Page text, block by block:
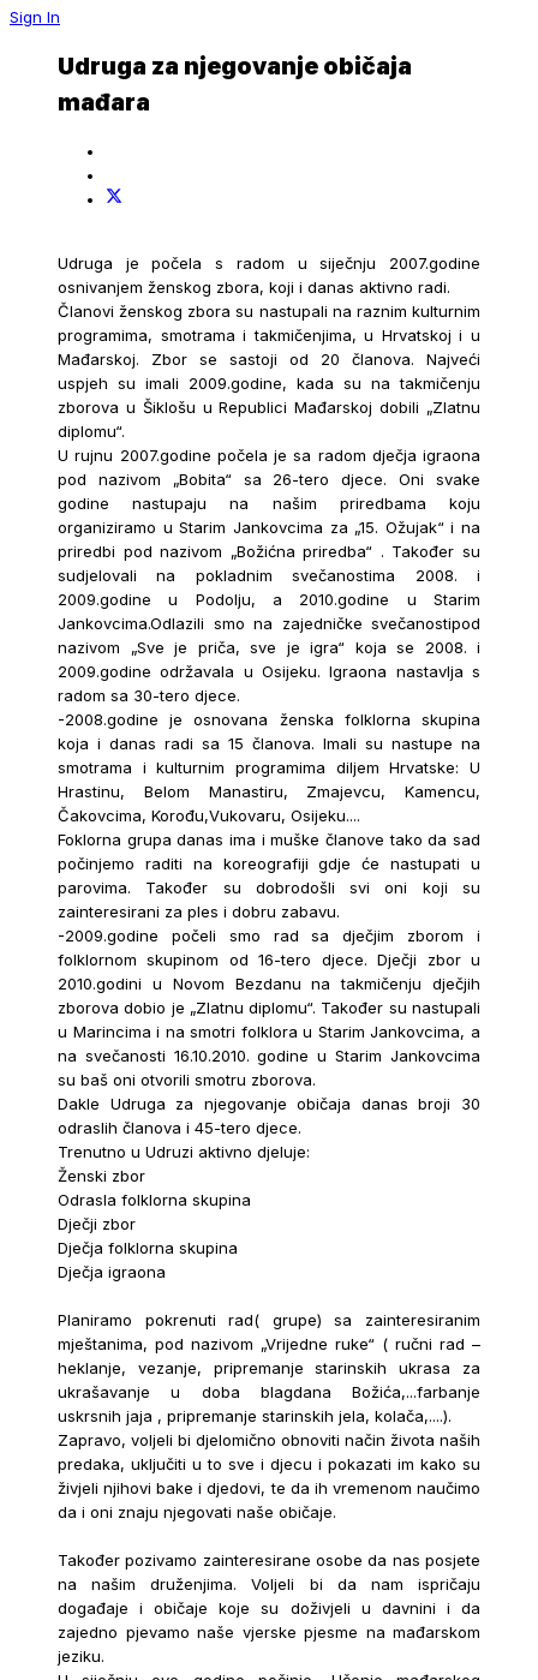
Sign In
Udruga za njegovanje običaja
mađara
Udruga je počela s radom u siječnju 2007.godine
osnivanjem ženskog zbora, koji i danas aktivno radi.
Članovi ženskog zbora su nastupali na raznim kulturnim
programima, smotrama i takmičenjima, u Hrvatskoj i u
Mađarskoj. Zbor se sastoji od 20 članova. Najveći
uspjeh su imali 2009.godine, kada su na takmičenju
zborova u Šiklošu u Republici Mađarskoj dobili „Zlatnu
diplomu“.
U rujnu 2007.godine počela je sa radom dječja igraona
pod nazivom „Bobita“ sa 26-tero djece. Oni svake
godine nastupaju na našim priredbama koju
organiziramo u Starim Jankovcima za „15. Ožujak“ i na
priredbi pod nazivom „Božićna priredba“ . Također su
sudjelovali na pokladnim svečanostima 2008. i
2009.godine u Podolju, a 2010.godine u Starim
Jankovcima.Odlazili smo na zajedničke svečanostipod
nazivom „Sve je priča, sve je igra“ koja se 2008. i
2009.godine održavala u Osijeku. Igraona nastavlja s
radom sa 30-tero djece.
-2008.godine je osnovana ženska folklorna skupina
koja i danas radi sa 15 članova. Imali su nastupe na
smotrama i kulturnim programima diljem Hrvatske: U
Hrastinu, Belom Manastiru, Zmajevcu, Kamencu,
Čakovcima, Korođu,Vukovaru, Osijeku....
Foklorna grupa danas ima i muške članove tako da sad
počinjemo raditi na koreografiji gdje će nastupati u
parovima. Također su dobrodošli svi oni koji su
zainteresirani za ples i dobru zabavu.
-2009.godine počeli smo rad sa dječjim zborom i
folklornom skupinom od 16-tero djece. Dječji zbor u
2010.godini u Novom Bezdanu na takmičenju dječjih
zborova dobio je „Zlatnu diplomu“. Također su nastupali
u Marincima i na smotri folklora u Starim Jankovcima, a
na svečanosti 16.10.2010. godine u Starim Jankovcima
su baš oni otvorili smotru zborova.
Dakle Udruga za njegovanje običaja danas broji 30
odraslih članova i 45-tero djece.
Trenutno u Udruzi aktivno djeluje:
Ženski zbor
Odrasla folklorna skupina
Dječji zbor
Dječja folklorna skupina
Dječja igraona
Planiramo pokrenuti rad( grupe) sa zainteresiranim
mještanima, pod nazivom „Vrijedne ruke“ ( ručni rad –
heklanje, vezanje, pripremanje starinskih ukrasa za
ukrašavanje u doba blagdana Božića,...farbanje
uskrsnih jaja , pripremanje starinskih jela, kolača,....).
Zapravo, voljeli bi djelomično obnoviti način života naših
predaka, uključiti u to sve i djecu i pokazati im kako su
živjeli njihovi bake i djedovi, te da ih vremenom naučimo
da i oni znaju njegovati naše običaje.
Također pozivamo zainteresirane osobe da nas posjete
na našim druženjima. Voljeli bi da nam ispričaju
događaje i običaje koje su doživjeli u davnini i da
zajedno pjevamo naše vjerske pjesme na mađarskom
jeziku.